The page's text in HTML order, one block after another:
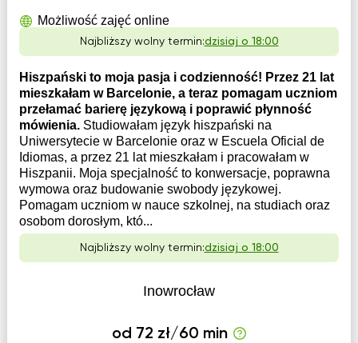
Możliwość zajęć online
Najbliższy wolny termin:dzisiaj o 18:00
Hiszpański to moja pasja i codzienność! Przez 21 lat
mieszkałam w Barcelonie, a teraz pomagam uczniom
przełamać barierę językową i poprawić płynność
mówienia. Studiowałam język hiszpański na
Uniwersytecie w Barcelonie oraz w Escuela Oficial de
Idiomas, a przez 21 lat mieszkałam i pracowałam w
Hiszpanii. Moja specjalność to konwersacje, poprawna
wymowa oraz budowanie swobody językowej.
Pomagam uczniom w nauce szkolnej, na studiach oraz
osobom dorosłym, któ...
Najbliższy wolny termin:dzisiaj o 18:00
Inowrocław
od 72 zł/60 min